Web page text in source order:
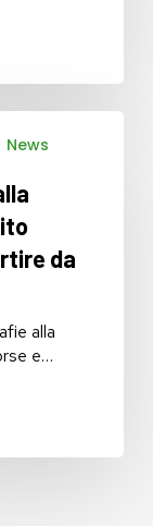
News
da
alla
e…